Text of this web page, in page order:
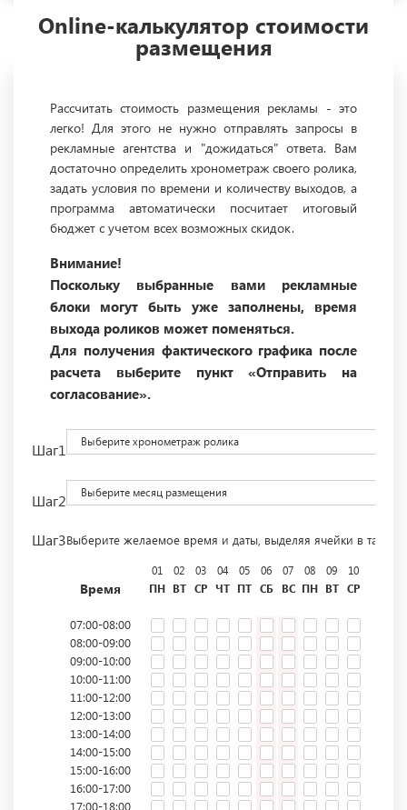
Online-калькулятор стоимости
размещения
Рассчитать стоимость размещения рекламы - это
легко! Для этого не нужно отправлять запросы в
рекламные агентства и "дожидаться" ответа. Вам
достаточно определить хронометраж своего ролика,
задать условия по времени и количеству выходов, а
программа автоматически посчитает итоговый
бюджет с учетом всех возможных скидок.
Внимание!
Поскольку выбранные вами рекламные
блоки могут быть уже заполнены, время
выхода роликов может поменяться.
Для получения фактического графика после
расчета выберите пункт «Отправить на
согласование».
Шаг1 Выберите хронометраж ролика
Шаг2 Выберите месяц размещения
Шаг3Выберите желаемое время и даты, выделяя ячейки в
Время
01
ПН
02
ВТ
03
СР
04
ЧТ
05
ПТ
06
СБ
07
ВС
08
ПН
09
ВТ
10
СР
07:00-08:00
08:00-09:00
09:00-10:00
10:00-11:00
11:00-12:00
12:00-13:00
13:00-14:00
14:00-15:00
15:00-16:00
16:00-17:00
17:00-18:00